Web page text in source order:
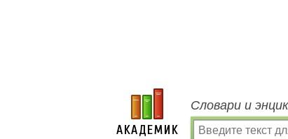
Словари и